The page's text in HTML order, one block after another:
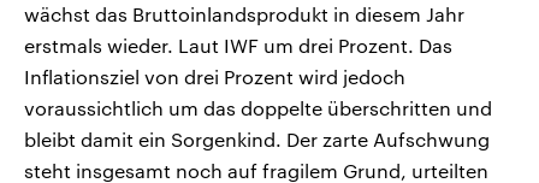
wächst das Bruttoinlandsprodukt in diesem Jahr
erstmals wieder. Laut IWF um drei Prozent. Das
Inflationsziel von drei Prozent wird jedoch
voraussichtlich um das doppelte überschritten und
bleibt damit ein Sorgenkind. Der zarte Aufschwung
steht insgesamt noch auf fragilem Grund, urteilten